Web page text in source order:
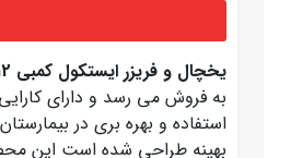
یخچال و فریزر ایستکول کمبی 12 فوت
به فروش می رسد و دارای
استفاده و بهره بری در
بهینه طراحی شده است این